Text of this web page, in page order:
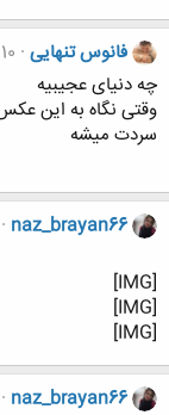
فانوس تنهایی
چه دنیای عجیبیه
وقتی نگاه به این
سردت میشه
naz_brayan66
[IMG]
[IMG]
[IMG]
naz_brayan66